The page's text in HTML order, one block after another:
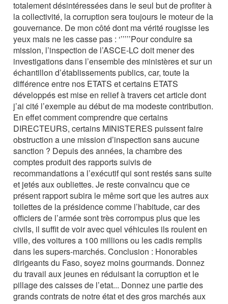
totalement désintéressées dans le seul but de profiter à
la collectivité, la corruption sera toujours le moteur de la
gouvernance. De mon côté dont ma vérité rougisse les
yeux mais ne les casse pas : ‘’’’’’Pour conduire sa
mission, l’inspection de l’ASCE-LC doit mener des
investigations dans l’ensemble des ministères et sur un
échantillon d’établissements publics, car, toute la
différence entre nos ETATS et certains ETATS
développés est mise en relief à travers cet article dont
j’ai cité l’exemple au début de ma modeste contribution.
En effet comment comprendre que certains
DIRECTEURS, certains MINISTERES puissent faire
obstruction a une mission d’inspection sans aucune
sanction ? Depuis des années, la chambre des
comptes produit des rapports suivis de
recommandations a l’exécutif qui sont restés sans suite
et jetés aux oubliettes. Je reste convaincu que ce
présent rapport subira le même sort que les autres aux
toilettes de la présidence comme l’habitude, car des
officiers de l’armée sont très corrompus plus que les
civils, il suffit de voir avec quel véhicules ils roulent en
ville, des voitures a 100 millions ou les cadis remplis
dans les supers-marchés. Conclusion : Honorables
dirigeants du Faso, soyez moins gourmands. Donnez
du travail aux jeunes en réduisant la corruption et le
pillage des caisses de l’etat... Donnez une partie des
grands contrats de notre état et des gros marchés aux